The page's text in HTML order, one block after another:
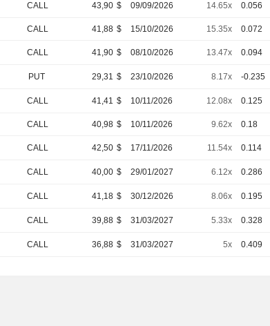
CALL 43,90 $ 09/09/2026 14.65x 0.056
CALL 41,88 $ 15/10/2026 15.35x 0.072
CALL 41,90 $ 08/10/2026 13.47x 0.094
PUT 29,31 $ 23/10/2026 8.17x -0.235
CALL 41,41 $ 10/11/2026 12.08x 0.125
CALL 40,98 $ 10/11/2026 9.62x 0.18
CALL 42,50 $ 17/11/2026 11.54x 0.114
CALL 40,00 $ 29/01/2027 6.12x 0.286
CALL 41,18 $ 30/12/2026 8.06x 0.195
CALL 39,88 $ 31/03/2027 5.33x 0.328
CALL 36,88 $ 31/03/2027 5x 0.409